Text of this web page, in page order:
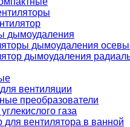
дымоудаления
дымоудаления
дымоудаления
вентиляции
преобразователи
газа
для вентилятора в ванной